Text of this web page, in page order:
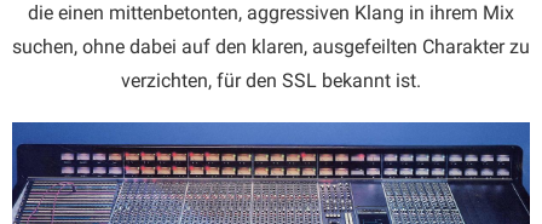
die einen mittenbetonten, aggressiven Klang in ihrem Mix
suchen, ohne dabei auf den klaren, ausgefeilten Charakter zu
verzichten, für den SSL bekannt ist.